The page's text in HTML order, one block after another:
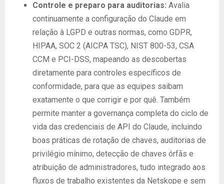
Controle e preparo para auditorias: Avalia
continuamente a configuração do Claude em
relação à LGPD e outras normas, como GDPR,
HIPAA, SOC 2 (AICPA TSC), NIST 800-53, CSA
CCM e PCI-DSS, mapeando as descobertas
diretamente para controles específicos de
conformidade, para que as equipes saibam
exatamente o que corrigir e por quê. Também
permite manter a governança completa do ciclo de
vida das credenciais de API do Claude, incluindo
boas práticas de rotação de chaves, auditorias de
privilégio mínimo, detecção de chaves órfãs e
atribuição de administradores, tudo integrado aos
fluxos de trabalho existentes da Netskope e sem